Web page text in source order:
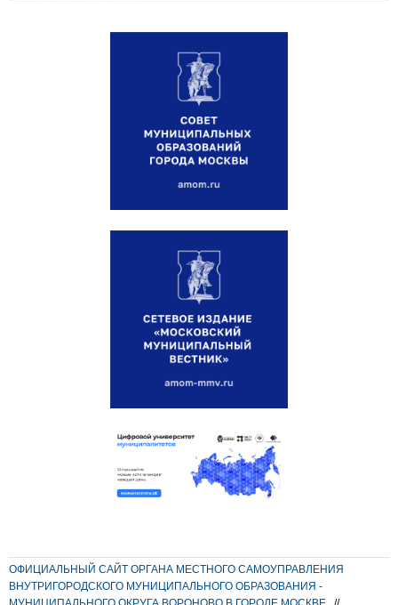
ОФИЦИАЛЬНЫЙ САЙТ ОРГАНА МЕСТНОГО САМОУПРАВЛЕНИЯ
ВНУТРИГОРОДСКОГО МУНИЦИПАЛЬНОГО ОБРАЗОВАНИЯ -
МУНИЦИПАЛЬНОГО ОКРУГА ВОРОНОВО В ГОРОДЕ МОСКВЕ
//